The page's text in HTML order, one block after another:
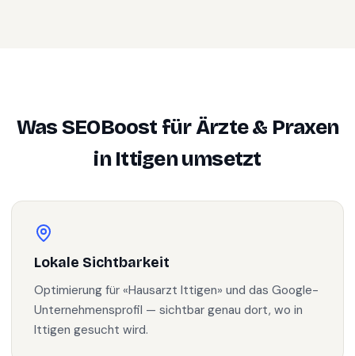
Was SEOBoost fürÄrzte & Praxen
inIttigenumsetzt
Lokale Sichtbarkeit
Optimierung für «Hausarzt Ittigen» und das Google-
Unternehmensprofil — sichtbar genau dort, wo in
Ittigen gesucht wird.